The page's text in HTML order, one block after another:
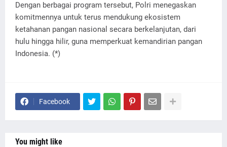
Dengan berbagai program tersebut, Polri menegaskan
komitmennya untuk terus mendukung ekosistem
ketahanan pangan nasional secara berkelanjutan, dari
hulu hingga hilir, guna memperkuat kemandirian pangan
Indonesia. (*)
Facebook
You might like